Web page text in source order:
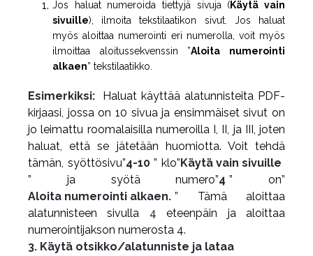
Jos haluat numeroida tiettyjä sivuja (Käytä vain
sivuille), ilmoita tekstilaatikon sivut. Jos haluat
myös aloittaa numerointi eri numerolla, voit myös
ilmoittaa aloitussekvenssin ”Aloita numerointi
alkaen” tekstilaatikko.
Esimerkiksi:
Haluat käyttää alatunnisteita PDF-
kirjaasi, jossa on 10 sivua ja ensimmäiset sivut on
jo leimattu roomalaisilla numeroilla I, II, ja III, joten
haluat, että se jätetään huomiotta. Voit tehdä
tämän, syöttösivu”4-10 ” klo”Käytä vain sivuille
” ja syötä numero”4 ” on”
Aloita numerointi alkaen. ” Tämä aloittaa
alatunnisteen sivulla 4 eteenpäin ja aloittaa
numerointijakson numerosta 4.
3. Käytä otsikko/alatunniste ja lataa